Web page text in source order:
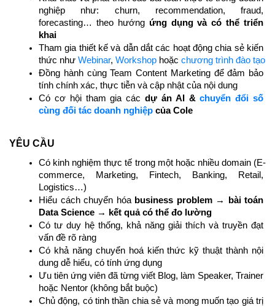
nghiệp như: churn, recommendation, fraud,
forecasting… theo hướng ứng dụng và có thể triển
khai
Tham gia thiết kế và dẫn dắt các hoạt động chia sẻ kiến
thức như Webinar, Workshop hoặc chương trình đào tạo
Đồng hành cùng Team Content Marketing để đảm bảo
tính chính xác, thực tiễn và cập nhật của nội dung
Có cơ hội tham gia các dự án AI & chuyển đổi số
cùng đối tác doanh nghiệp của Cole
YÊU CẦU
Có kinh nghiệm thực tế trong một hoặc nhiều domain (E-
commerce, Marketing, Fintech, Banking, Retail,
Logistics…)
Hiểu cách chuyển hóa business problem → bài toán
Data Science → kết quả có thể đo lường
Có tư duy hệ thống, khả năng giải thích và truyền đạt
vấn đề rõ ràng
Có khả năng chuyển hoá kiến thức kỹ thuật thành nội
dung dễ hiểu, có tính ứng dụng
Ưu tiên ứng viên đã từng viết Blog, làm Speaker, Trainer
hoặc Nentor (không bắt buộc)
Chủ động, có tinh thần chia sẻ và mong muốn tạo giá trị